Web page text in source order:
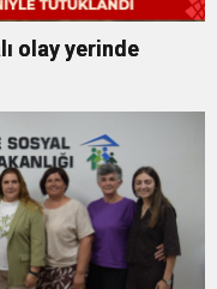
olay yerinde